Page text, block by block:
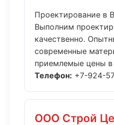
Проектирование в
Выполним
качественно.
современные
приемлемые цены в
Телефон: +7-924-
ООО Строй